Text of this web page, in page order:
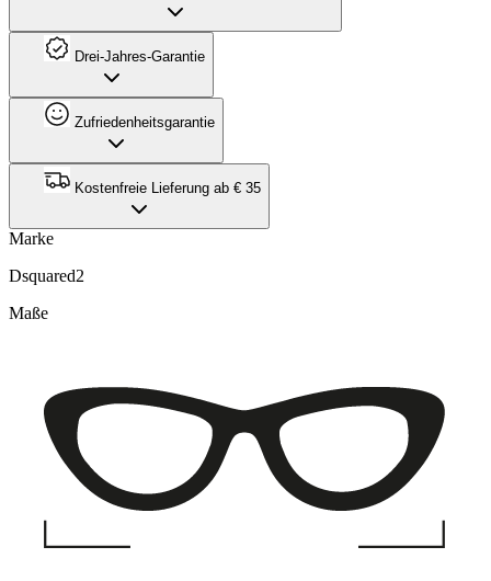
Drei-Jahres-Garantie
Zufriedenheitsgarantie
Kostenfreie Lieferung ab € 35
Marke
Dsquared2
Maße